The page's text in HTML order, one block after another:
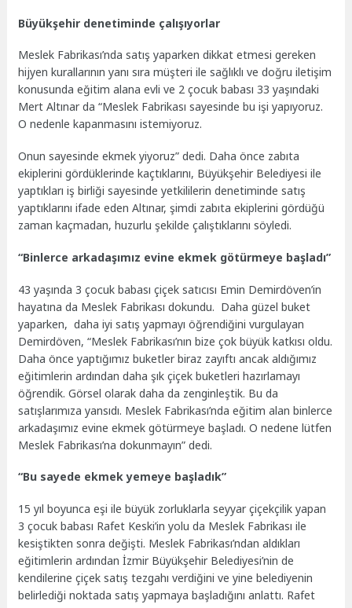
Büyükşehir denetiminde çalışıyorlar
Meslek Fabrikası’nda satış yaparken dikkat etmesi gereken
hijyen kurallarının yanı sıra müşteri ile sağlıklı ve doğru iletişim
konusunda eğitim alana evli ve 2 çocuk babası 33 yaşındaki
Mert Altınar da “Meslek Fabrikası sayesinde bu işi yapıyoruz.
O nedenle kapanmasını istemiyoruz.
Onun sayesinde ekmek yiyoruz” dedi. Daha önce zabıta
ekiplerini gördüklerinde kaçtıklarını, Büyükşehir Belediyesi ile
yaptıkları iş birliği sayesinde yetkililerin denetiminde satış
yaptıklarını ifade eden Altınar, şimdi zabıta ekiplerini gördüğü
zaman kaçmadan, huzurlu şekilde çalıştıklarını söyledi.
“Binlerce arkadaşımız evine ekmek götürmeye başladı”
43 yaşında 3 çocuk babası çiçek satıcısı Emin Demirdöven’in
hayatına da Meslek Fabrikası dokundu. Daha güzel buket
yaparken, daha iyi satış yapmayı öğrendiğini vurgulayan
Demirdöven, “Meslek Fabrikası’nın bize çok büyük katkısı oldu.
Daha önce yaptığımız buketler biraz zayıftı ancak aldığımız
eğitimlerin ardından daha şık çiçek buketleri hazırlamayı
öğrendik. Görsel olarak daha da zenginleştik. Bu da
satışlarımıza yansıdı. Meslek Fabrikası’nda eğitim alan binlerce
arkadaşımız evine ekmek götürmeye başladı. O nedene lütfen
Meslek Fabrikası’na dokunmayın” dedi.
“Bu sayede ekmek yemeye başladık”
15 yıl boyunca eşi ile büyük zorluklarla seyyar çiçekçilik yapan
3 çocuk babası Rafet Keski’in yolu da Meslek Fabrikası ile
kesiştikten sonra değişti. Meslek Fabrikası’ndan aldıkları
eğitimlerin ardından İzmir Büyükşehir Belediyesi’nin de
kendilerine çiçek satış tezgahı verdiğini ve yine belediyenin
belirlediği noktada satış yapmaya başladığını anlattı. Rafet